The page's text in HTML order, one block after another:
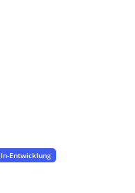
Entwicklung